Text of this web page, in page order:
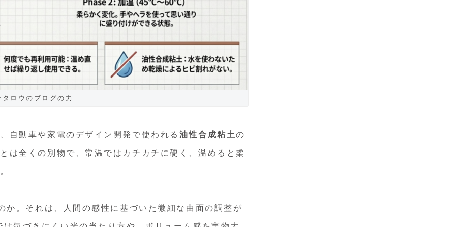
タロウのブログの力
自動車や家電のデザイン開発で使われる 油性合成粘土の
は全くの別物で、常温ではカチカチに硬く、温めると柔
か。それは、 人間の感性に基づいた微細な曲面の調整が